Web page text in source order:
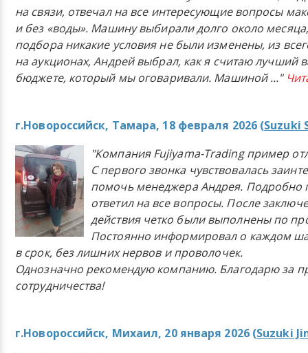
на связи, отвечал на все интересующие вопросы
и без «воды». Машину выбирали долго около
подбора никакие условия не были изменены, из
на аукционах, Андрей выбрал, как я считаю лучший
бюджете, который мы оговаривали. Машиной..."
г.Новороссийск, Тамара, 18 февраля 2026 (Suzuki
"Компания Fujiyama-Trading пример
С первого звонка чувствовалась
помочь менеджера Андрея. Подробно
ответил на все вопросы. После
действия четко были выполнены по
Постоянно информировал о каждом
в срок, без лишних нервов и проволочек.
Однозначно рекомендую компанию. Благодарю за
сотрудничества!
г.Новороссийск, Михаил, 20 января 2026 (Suzuki